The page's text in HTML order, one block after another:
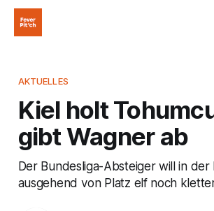
AKTUELLES
Kiel holt
gibt Wagner ab
Der Bundesliga-Absteiger will in
ausgehend von Platz elf noch